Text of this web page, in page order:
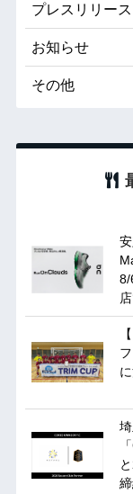
プレスリリース
お知らせ
その他
8/